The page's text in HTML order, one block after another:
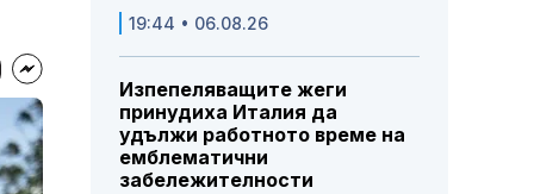
19:44 • 06.08.26
Изпепеляващите жеги
принудиха Италия да
удължи работното време на
емблематични
забележителности